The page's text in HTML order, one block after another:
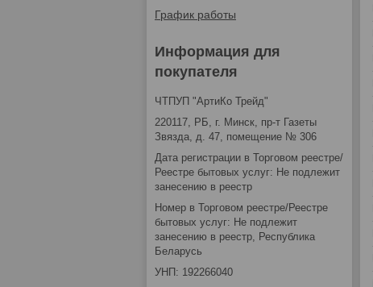
График работы
Информация для
покупателя
ЧТПУП "АртиКо Трейд"
220117, РБ, г. Минск, пр-т Газеты
Звязда, д. 47, помещение № 306
Дата регистрации в Торговом реестре/
Реестре бытовых услуг: Не подлежит
занесению в реестр
Номер в Торговом реестре/Реестре
бытовых услуг: Не подлежит
занесению в реестр, Республика
Беларусь
УНП: 192266040